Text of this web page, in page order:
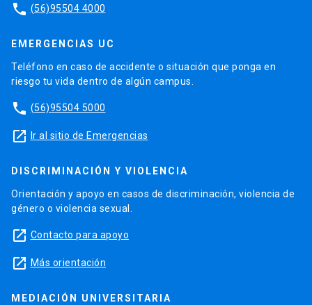
phone (56)95504 4000
EMERGENCIAS UC
Teléfono en caso de accidente o situación que ponga en
riesgo tu vida dentro de algún campus.
phone (56)95504 5000
launch Ir al sitio de Emergencias
DISCRIMINACIÓN Y VIOLENCIA
Orientación y apoyo en casos de discriminación, violencia de
género o violencia sexual.
launch Contacto para apoyo
launch Más orientación
MEDIACIÓN UNIVERSITARIA